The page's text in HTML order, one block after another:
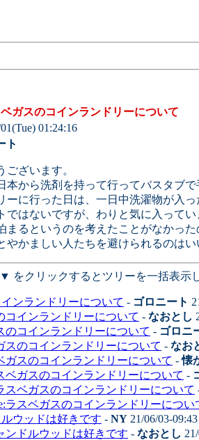
ガスのコインランドリーについて
01:24:16
ト
ございます。
本から洗剤を持って行ってバスタブ
ーに行った日は、一日中洗濯物が入
ではないですが、わりと気に入ってい
まるというのを考えたことがなかっ
やかましい人たちを避けられるのはい
▼ をクリックするとツリーを一括表示
ンランドリーについて - ゴロニート
コインランドリーについて - なおとし
のコインランドリーについて - ゴロニ
スのコインランドリーについて - なお
ガスのコインランドリーについて -懐
ベガスのコインランドリーについて -
スベガスのコインランドリーについて
ラスベガスのコインランドリーについ
ウッドは好きです - NY 21/06/03-09:43
ンドルウッドは好きです - なおとし